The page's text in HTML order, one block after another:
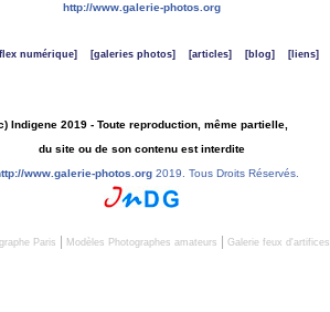
http://www.galerie-photos.org
numérique] [galeries photos] [articles] [blog] [liens]
Indigene 2019 - Toute reproduction, même partielle,
du site ou de son contenu est interdite
www.galerie-photos.org 2019. Tous Droits Réservés.
Paris Modèles Photographes amateurs Galerie feux d'artifices